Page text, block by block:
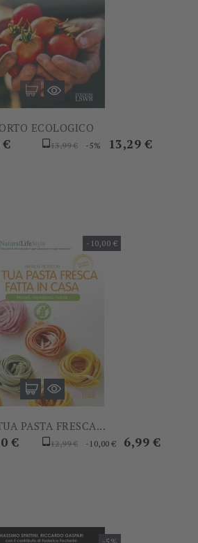
ECOLOGICO
€
Prezzo
13,99 € -5% Prezzo
13,29 €
-10,00 €
PASTA FRESCA...
€
Prezzo
12,99 € -10,00 € Prezzo
6,99 €